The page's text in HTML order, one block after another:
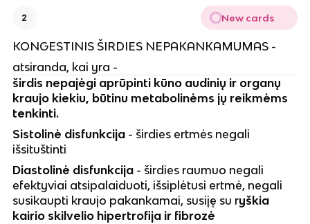
2 New cards
KONGESTINIS ŠIRDIES NEPAKANKAMUMAS -
atsiranda, kai yra -
širdis nepajėgi aprūpinti kūno audinių ir organų
kraujo kiekiu, būtinu metabolinėms jų reikmėms
tenkinti.
Sistolinė disfunkcija- širdies ertmės negali
išsituštinti
Diastolinė disfunkcija- širdies raumuo negali
efektyviai atsipalaiduoti, išsiplėtusi ertmė, negali
susikaupti kraujo pakankamai, susiję su ryškia
kairio skilvelio hipertrofija ir fibrozė